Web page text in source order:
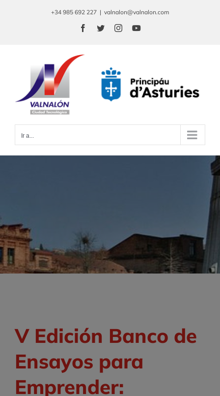
+34 985 692 227 | valnalon@valnalon.com
Facebook
TwitterInstagramYouTube
Ir a...
V Edición Banco de
Ensayos para
Emprender: